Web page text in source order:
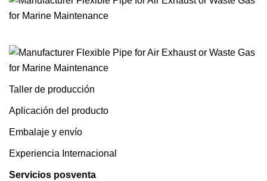
Taller de producción
Aplicación del producto
Embalaje y envío
Experiencia Internacional
Servicios posventa